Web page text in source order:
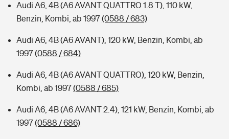
Audi A6, 4B (A6 AVANT QUATTRO 1.8 T), 110 kW,
Benzin, Kombi, ab 1997(0588 / 683)
Audi A6, 4B (A6 AVANT), 120 kW, Benzin, Kombi, ab
1997(0588 / 684)
Audi A6, 4B (A6 AVANT QUATTRO), 120 kW, Benzin,
Kombi, ab 1997(0588 / 685)
Audi A6, 4B (A6 AVANT 2.4), 121 kW, Benzin, Kombi, ab
1997(0588 / 686)